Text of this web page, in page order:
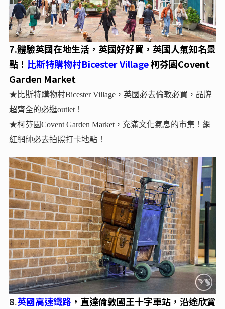
7.體驗英國在地生活，英國好好買，英國人氣知名景
點！ 比斯特購物村Bicester Village柯芬園Covent
Garden Market
★比斯特購物村Bicester Village，英國必去倫敦必買，品牌
超齊全的必逛outlet！
★柯芬園Covent Garden Market，充滿文化氣息的市集！網
紅網帥必去拍照打卡地點！
8.英國高速鐵路，直達倫敦國王十字車站，沿途欣賞